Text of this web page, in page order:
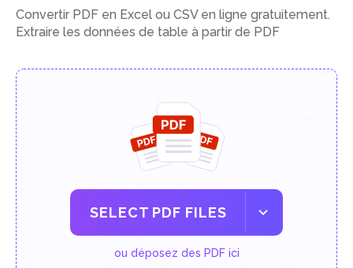
Convertir PDF en Excel ou CSV en ligne gratuitement.
Extraire les données de table à partir de PDF
SELECT PDF FILES
ou déposez des PDF ici